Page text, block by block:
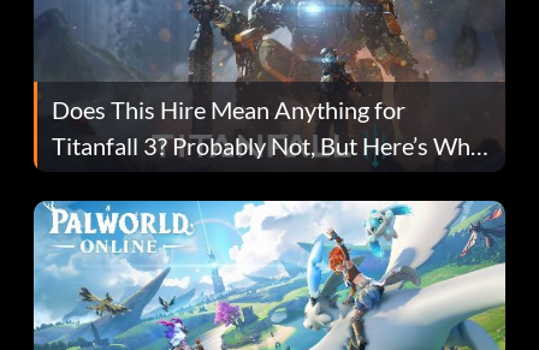
Does This Hire Mean Anything for
Titanfall 3? Probably Not, But Here’s Why
Fans Are Hopeful